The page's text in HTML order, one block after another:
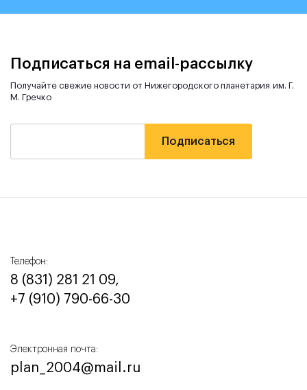
Подписаться на email-рассылку
Получайте свежие новости от Нижегородского планетария им. Г.
М. Гречко
Телефон:
8 (831) 281 21 09,
+7 (910) 790-66-30‬
Электронная почта:
plan_2004@mail.ru